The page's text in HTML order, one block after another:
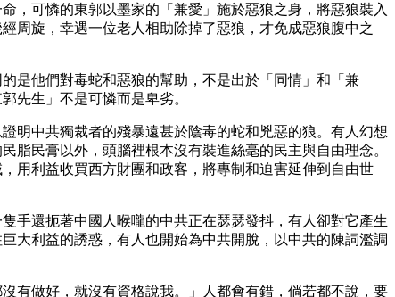
，可憐的東郭以墨家的「兼愛」施於惡狼之身，將惡狼裝入
周旋，幸遇一位老人相助除掉了惡狼，才免成惡狼腹中之
是他們對毒蛇和惡狼的幫助，不是出於「同情」和「兼
先生」不是可憐而是卑劣。
明中共獨裁者的殘暴遠甚於陰毒的蛇和兇惡的狼。有人幻想
脂民膏以外，頭腦裡根本沒有裝進絲毫的民主與自由理念。
用利益收買西方財團和政客，將專制和迫害延伸到自由世
手還扼著中國人喉嚨的中共正在瑟瑟發抖，有人卻對它產生
大利益的誘惑，有人也開始為中共開脫，以中共的陳詞濫調
有做好，就沒有資格說我。」人都會有錯，倘若都不說，要